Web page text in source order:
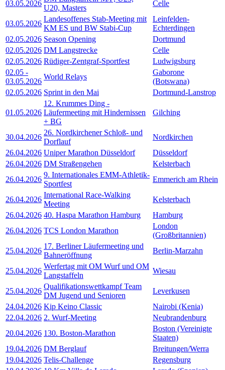
03.05.2026
U20, Masters
Celle
03.05.2026
Landesoffenes Stab-Meeting mit
KM ES und BW Stabi-Cup
Leinfelden-
Echterdingen
02.05.2026 Season Opening
Dortmund
02.05.2026 DM Langstrecke
Celle
02.05.2026 Rüdiger-Zentgraf-Sportfest
Ludwigsburg
02.05 -
03.05.2026
World Relays
Gaborone
(Botswana)
02.05.2026 Sprint in den Mai Dortmund-Lanstrop
01.05.2026
12. Krummes Ding -
Läufermeeting mit Hindernissen
+ BG
Gilching
30.04.2026
26. Nordkirchener Schloß- und
Dorflauf
Nordkirchen
26.04.2026 Uniper Marathon Düsseldorf
Düsseldorf
26.04.2026 DM Straßengehen
Kelsterbach
26.04.2026
9. Internationales EMM-Athletik-
Sportfest
Emmerich am Rhein
26.04.2026
International Race-Walking
Meeting
Kelsterbach
26.04.2026 40. Haspa Marathon Hamburg
Hamburg
26.04.2026 TCS London Marathon
London
(Großbritannien)
25.04.2026
17. Berliner Läufermeeting und
Bahneröffnung
Berlin-Marzahn
25.04.2026
Werfertag mit OM Wurf und OM
Langstaffeln
Wiesau
25.04.2026
Qualifikationswettkampf Team
DM Jugend und Senioren
Leverkusen
24.04.2026 Kip Keino Classic
Nairobi (Kenia)
22.04.2026 2. Wurf-Meeting
Neubrandenburg
20.04.2026 130. Boston-Marathon
Boston (Vereinigte
Staaten)
19.04.2026 DM Berglauf
Breitungen/Werra
19.04.2026 Telis-Challenge
Regensburg